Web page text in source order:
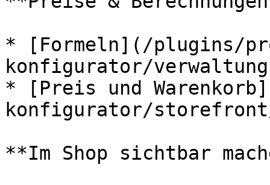
* [Formeln](/plugins/
konfigurator/
* [Preis und
konfigurator/
**Im Shop sichtbar